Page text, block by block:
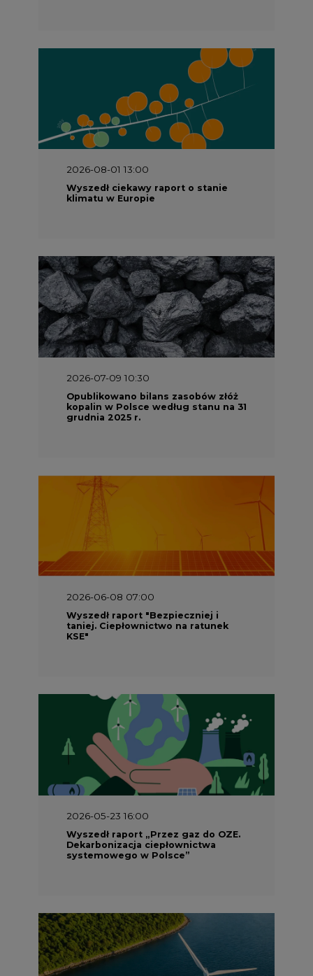
2026-08-01 13:00
Wyszedł ciekawy raport o stanie
klimatu w Europie
2026-07-09 10:30
Opublikowano bilans zasobów złóż
kopalin w Polsce według stanu na 31
grudnia 2025 r.
2026-06-08 07:00
Wyszedł raport "Bezpieczniej i
taniej. Ciepłownictwo na ratunek
KSE"
2026-05-23 16:00
Wyszedł raport „Przez gaz do OZE.
Dekarbonizacja ciepłownictwa
systemowego w Polsce”